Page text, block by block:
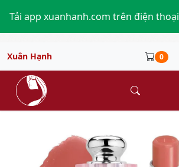
Tải app xuanhanh.com trên điện thoại
Xuân Hạnh 0